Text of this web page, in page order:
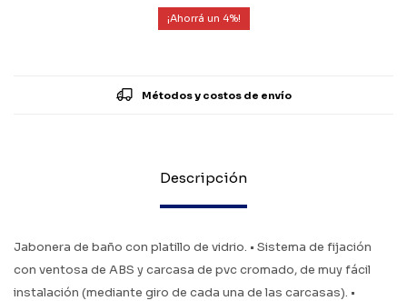
4
Métodos y costos de envío
Descripción
Jabonera de baño con platillo de vidrio. • Sistema de fijación
con ventosa de ABS y carcasa de pvc cromado, de muy fácil
instalación (mediante giro de cada una de las carcasas). •